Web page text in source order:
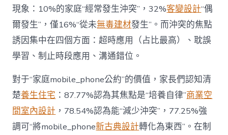
現象：10%的家庭“經常發生沖突”，32%客變設計“偶
爾發生”，僅16%“從未無毒建材發生”。而沖突的焦點
誘因集中在四個方面：超時應用（占比最高）、耽誤
學習、制止時段應用、溝通錯位。
對于“家庭mobile_phone公約”的價值，家長們認知清
楚養生住宅 ：87.77%認為其焦點是“培養自律”商業空
間室內設計 ，78.54%認為能“減少沖突”，77.25%強
調可“將mobile_phone新古典設計轉化為東西”。在制